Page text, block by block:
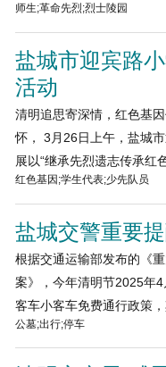
师生;革命先烈;烈士陵园
盐城市迎宾路
活动
清明追思寄深情，红色基
怀， 3月26日上午，盐城
展以“继承先烈遗志传承红
红色基因;学生代表;少先队员
盐城交警重要
根据交通运输部发布的《
案》，今年清明节2025年
客车小客车免费通行政策，
公墓;出行;停车